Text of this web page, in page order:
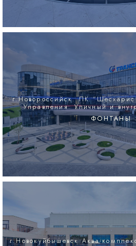
г.Новороссийск. ПК
Управления. Уличный и
ФОНТАНЫ
г.Новокуйбышевск Аква-